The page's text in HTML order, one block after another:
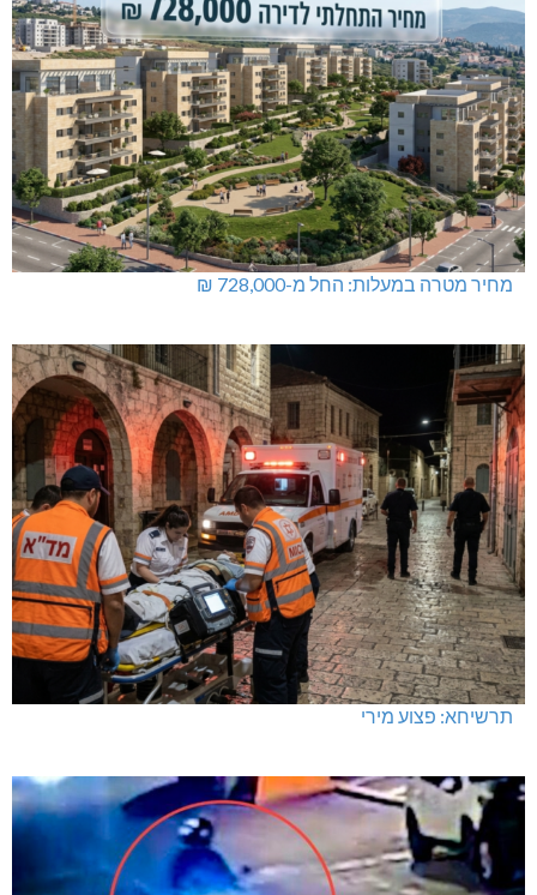
מחיר מטרה במעלות: החל מ-728,000 ₪
תרשיחא: פצוע מירי